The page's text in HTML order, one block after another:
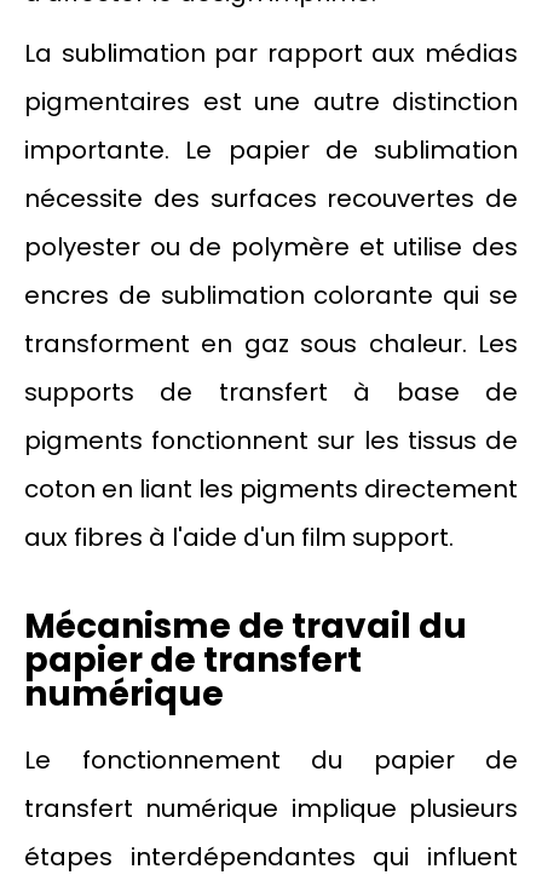
La sublimation par rapport aux médias
pigmentaires est une autre distinction
importante. Le papier de sublimation
nécessite des surfaces recouvertes de
polyester ou de polymère et utilise des
encres de sublimation colorante qui se
transforment en gaz sous chaleur. Les
supports de transfert à base de
pigments fonctionnent sur les tissus de
coton en liant les pigments directement
aux fibres à l'aide d'un film support.
Mécanisme de travail du
papier de transfert
numérique
Le fonctionnement du papier de
transfert numérique implique plusieurs
étapes interdépendantes qui influent